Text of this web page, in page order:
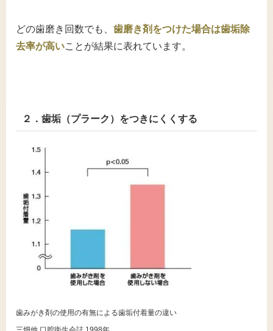
どの歯磨き回数でも、 歯磨き剤をつけた場合は歯垢除
去率が高いことが結果に表れています。
２．歯垢（プラーク）をつきにくくする
歯みがき剤の使用の有無による歯垢付着量の違い